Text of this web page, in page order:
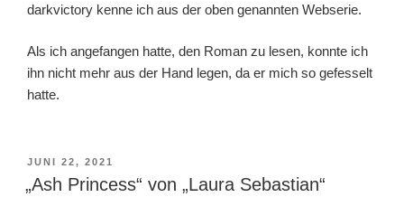
darkvictory kenne ich aus der oben genannten Webserie.
Als ich angefangen hatte, den Roman zu lesen, konnte ich
ihn nicht mehr aus der Hand legen, da er mich so gefesselt
hatte.
VERÖFFENTLICHT
AM
JUNI 22, 2021
„Ash Princess“ von „Laura Sebastian“